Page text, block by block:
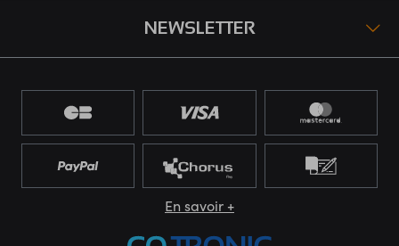
NEWSLETTER
En savoir +